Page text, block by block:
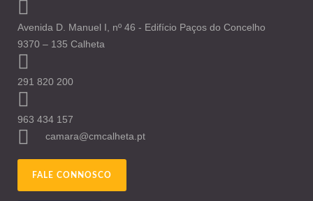
Avenida D. Manuel I, nº 46 - Edifício Paços do Concelho
9370 – 135 Calheta
291 820 200
963 434 157
camara@cmcalheta.pt
FALE CONNOSCO